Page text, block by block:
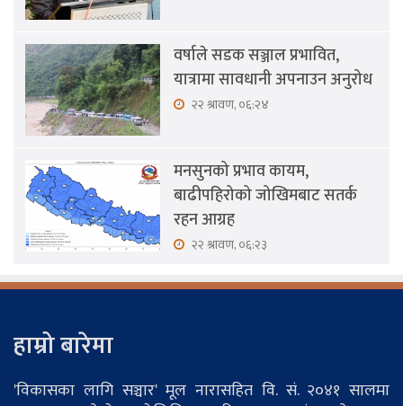
वर्षाले सडक सञ्जाल प्रभावित,
यात्रामा सावधानी अपनाउन अनुरोध
२२ श्रावण, ०६:२४
मनसुनको प्रभाव कायम,
बाढीपहिरोको जोखिमबाट सतर्क
रहन आग्रह
२२ श्रावण, ०६:२३
हाम्रो बारेमा
'विकासका लागि सञ्चार' मूल नारासहित वि. सं. २०४१ सालमा